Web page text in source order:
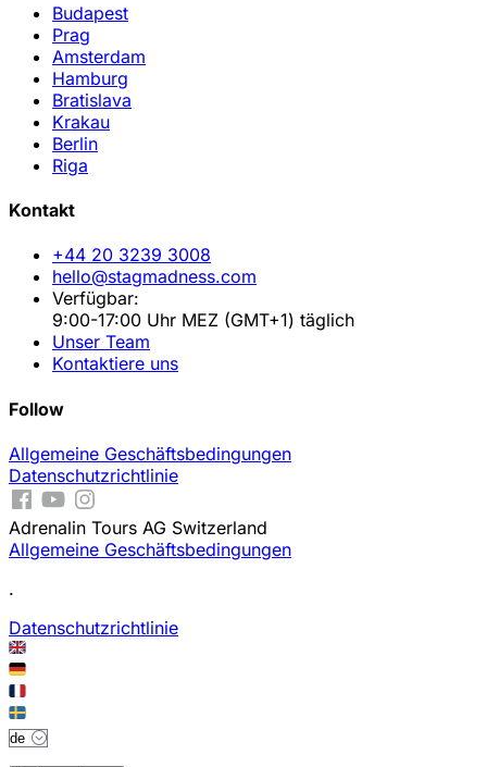
Budapest
Prag
Amsterdam
Hamburg
Bratislava
Krakau
Berlin
Riga
Kontakt
+44 20 3239 3008
hello@stagmadness.com
Verfügbar:
9:00-17:00 Uhr MEZ (GMT+1) täglich
Unser Team
Kontaktiere uns
Follow
Allgemeine Geschäftsbedingungen
Datenschutzrichtlinie
Adrenalin Tours AG Switzerland
Allgemeine Geschäftsbedingungen
.
Datenschutzrichtlinie